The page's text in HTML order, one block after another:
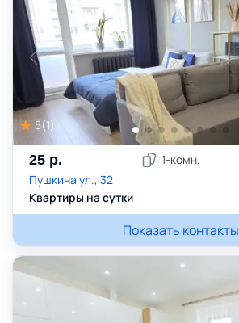
5(1)
25 р. 1-комн.
Пушкина ул., 32
Квартиры на сутки
Показать контакты